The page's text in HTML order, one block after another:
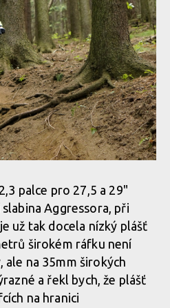
palce pro 27,5 a 29"
Aggressora, při
už tak docela nízký plášť
širokém ráfku není
na 35mm širokých
a řekl bych, že plášť
na hranici